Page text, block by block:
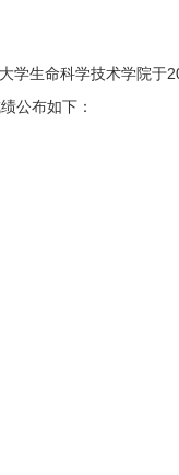
命科学技术学院于
公布如下：